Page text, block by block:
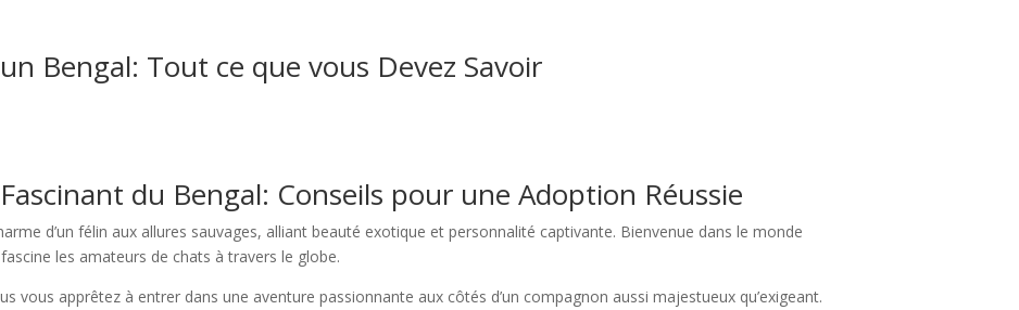
Bengal: Tout ce que vous Devez Savoir
du Bengal: Conseils pour une Adoption Réussie
d’un félin aux allures sauvages, alliant beauté exotique et personnalité captivante. Bienvenue dans le monde
les amateurs de chats à travers le globe.
vous apprêtez à entrer dans une aventure passionnante aux côtés d’un compagnon aussi majestueux qu’exigeant.